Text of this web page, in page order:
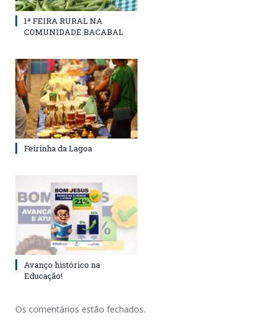
1ª FEIRA RURAL NA
COMUNIDADE BACABAL
Feirinha da Lagoa
Avanço histórico na
Educação!
Os comentários estão fechados.